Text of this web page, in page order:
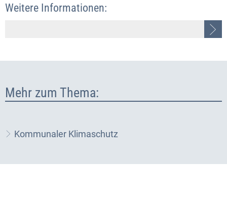
Weitere Informationen:
Mehr zum Thema:
Kommunaler Klimaschutz